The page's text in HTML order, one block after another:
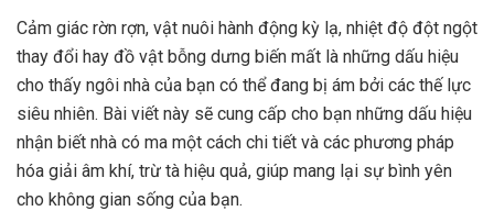
Cảm giác rờn rợn, vật nuôi hành động kỳ lạ, nhiệt độ đột ngột
thay đổi hay đồ vật bỗng dưng biến mất là những dấu hiệu
cho thấy ngôi nhà của bạn có thể đang bị ám bởi các thế lực
siêu nhiên. Bài viết này sẽ cung cấp cho bạn những dấu hiệu
nhận biết nhà có ma một cách chi tiết và các phương pháp
hóa giải âm khí, trừ tà hiệu quả, giúp mang lại sự bình yên
cho không gian sống của bạn.